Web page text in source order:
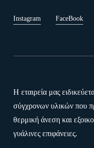
Instagram FaceBook
Η εταιρεία μας
σύγχρονων υλικών που
θερμική άνεση και
γυάλινες επιφάνειες.